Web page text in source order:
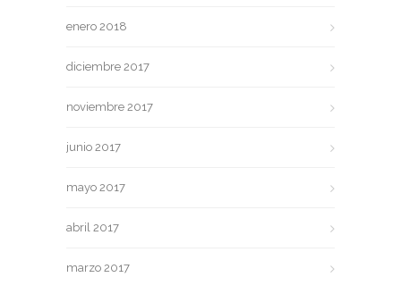
enero 2018
diciembre 2017
noviembre 2017
junio 2017
mayo 2017
abril 2017
marzo 2017